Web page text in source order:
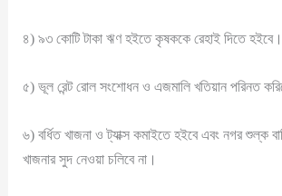
৪) ৯৩ কোটি টাকা ঋণ হইতে কৃষককে রেহাই দিতে হইবে।
৫) ভূল রেন্ট রোল সংশোধন ও এজমালি খতিয়ান পরিনত
৬) বর্ধিত খাজনা ও ট্যাক্স কমাইতে হইবে এবং নগর শুল্ক
খাজনার সুদ নেওয়া চলিবে না।